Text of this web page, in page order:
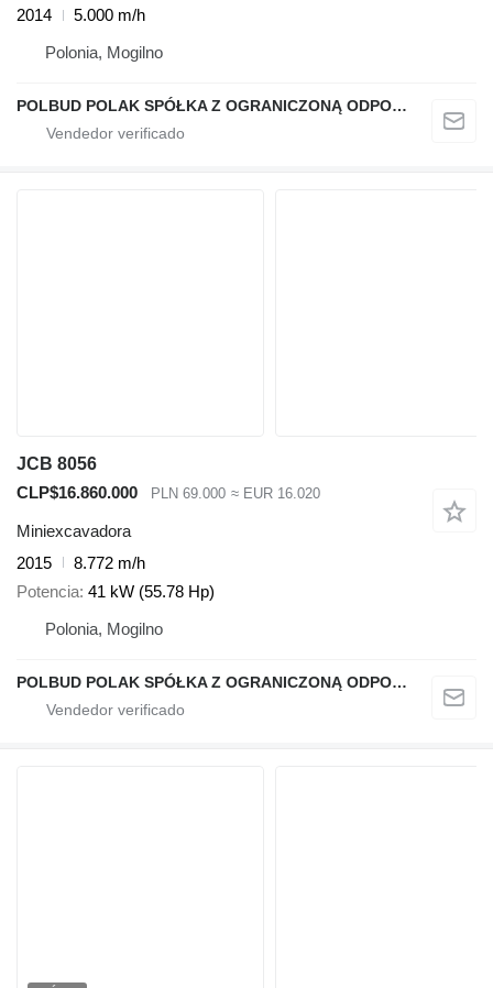
2014
5.000 m/h
Polonia, Mogilno
POLBUD POLAK SPÓŁKA Z OGRANICZONĄ ODPOWIEDZIALNOŚCIĄ
JCB 8056
CLP$16.860.000
PLN 69.000 ≈ EUR 16.020
Miniexcavadora
2015
8.772 m/h
Potencia 41 kW (55.78 Hp)
Polonia, Mogilno
POLBUD POLAK SPÓŁKA Z OGRANICZONĄ ODPOWIEDZIALNOŚCIĄ